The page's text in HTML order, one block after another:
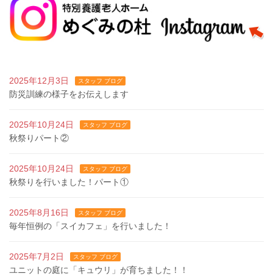
2025年12月3日 スタッフ ブログ
防災訓練の様子をお伝えします
2025年10月24日 スタッフ ブログ
秋祭りパート②
2025年10月24日 スタッフ ブログ
秋祭りを行いました！パート①
2025年8月16日 スタッフ ブログ
毎年恒例の「スイカフェ」を行いました！
2025年7月2日 スタッフ ブログ
ユニットの庭に「キュウリ」が育ちました！！